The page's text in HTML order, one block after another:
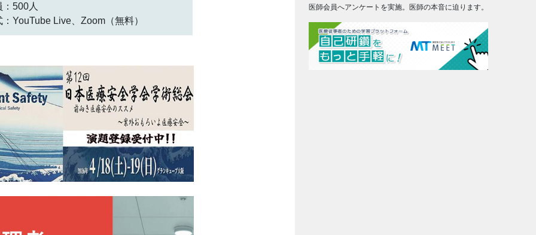
：500人
：YouTube Live、Zoom（無料）
医師会員へアンケートを実施。医師の本音に迫ります。